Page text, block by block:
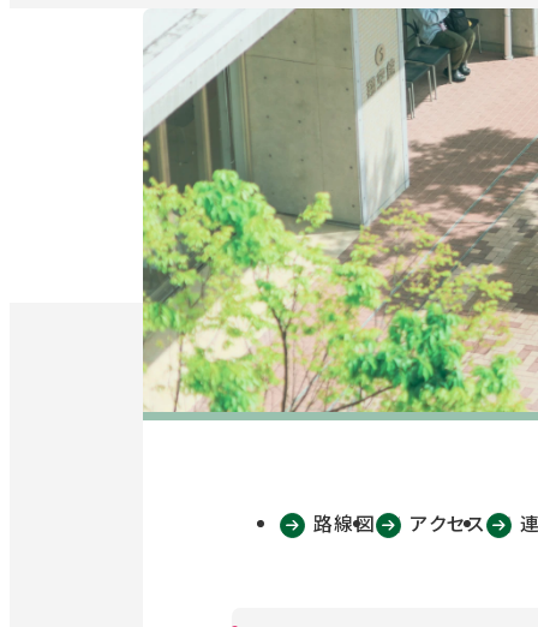
路線図 アクセス